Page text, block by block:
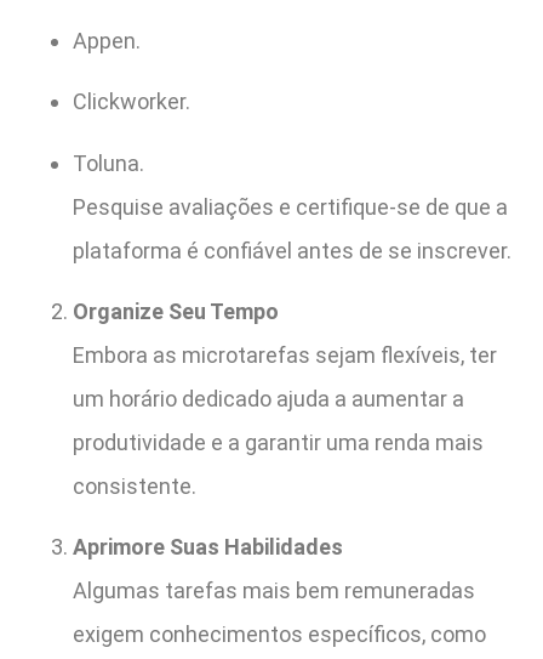
Appen.
Clickworker.
Toluna.
Pesquise avaliações e certifique-se de que a
plataforma é confiável antes de se inscrever.
Organize Seu Tempo
Embora as microtarefas sejam flexíveis, ter
um horário dedicado ajuda a aumentar a
produtividade e a garantir uma renda mais
consistente.
Aprimore Suas Habilidades
Algumas tarefas mais bem remuneradas
exigem conhecimentos específicos, como